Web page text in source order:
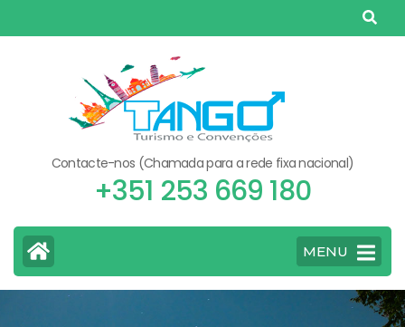
to
Contacte-nos (Chamada para a rede fixa nacional)
+351 253 669 180
MENU